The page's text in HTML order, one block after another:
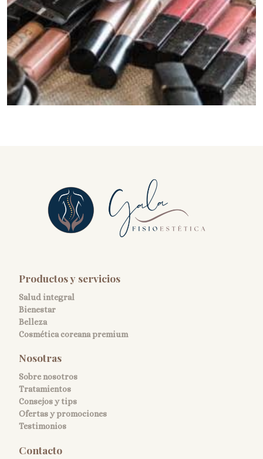
Productos y servicios
Salud integral
Bienestar
Belleza
Cosmética coreana premium
Nosotras
Sobre nosotros
Tratamientos
Consejos y tips
Ofertas y promociones
Testimonios
Contacto